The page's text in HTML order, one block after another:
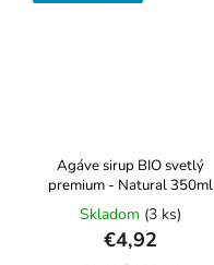
Agáve sirup BIO svetlý
premium - Natural 350ml
Skladom (3 ks)
€4,92